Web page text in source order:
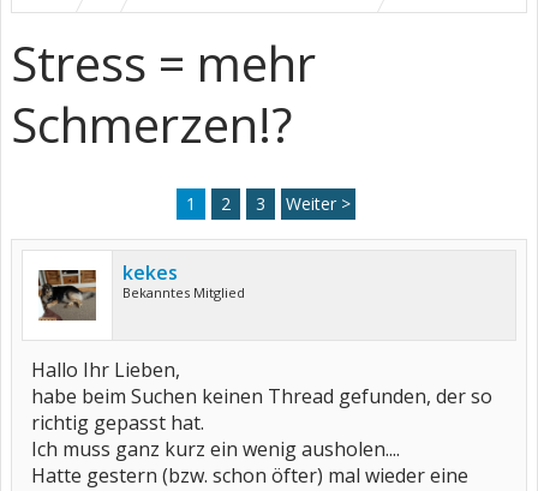
Stress = mehr
Schmerzen!?
1 2 3 Weiter >
kekes
Bekanntes Mitglied
Hallo Ihr Lieben,
habe beim Suchen keinen Thread gefunden, der so
richtig gepasst hat.
Ich muss ganz kurz ein wenig ausholen....
Hatte gestern (bzw. schon öfter) mal wieder eine